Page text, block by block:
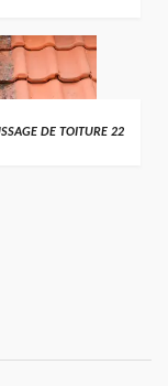
DE TOITURE 22